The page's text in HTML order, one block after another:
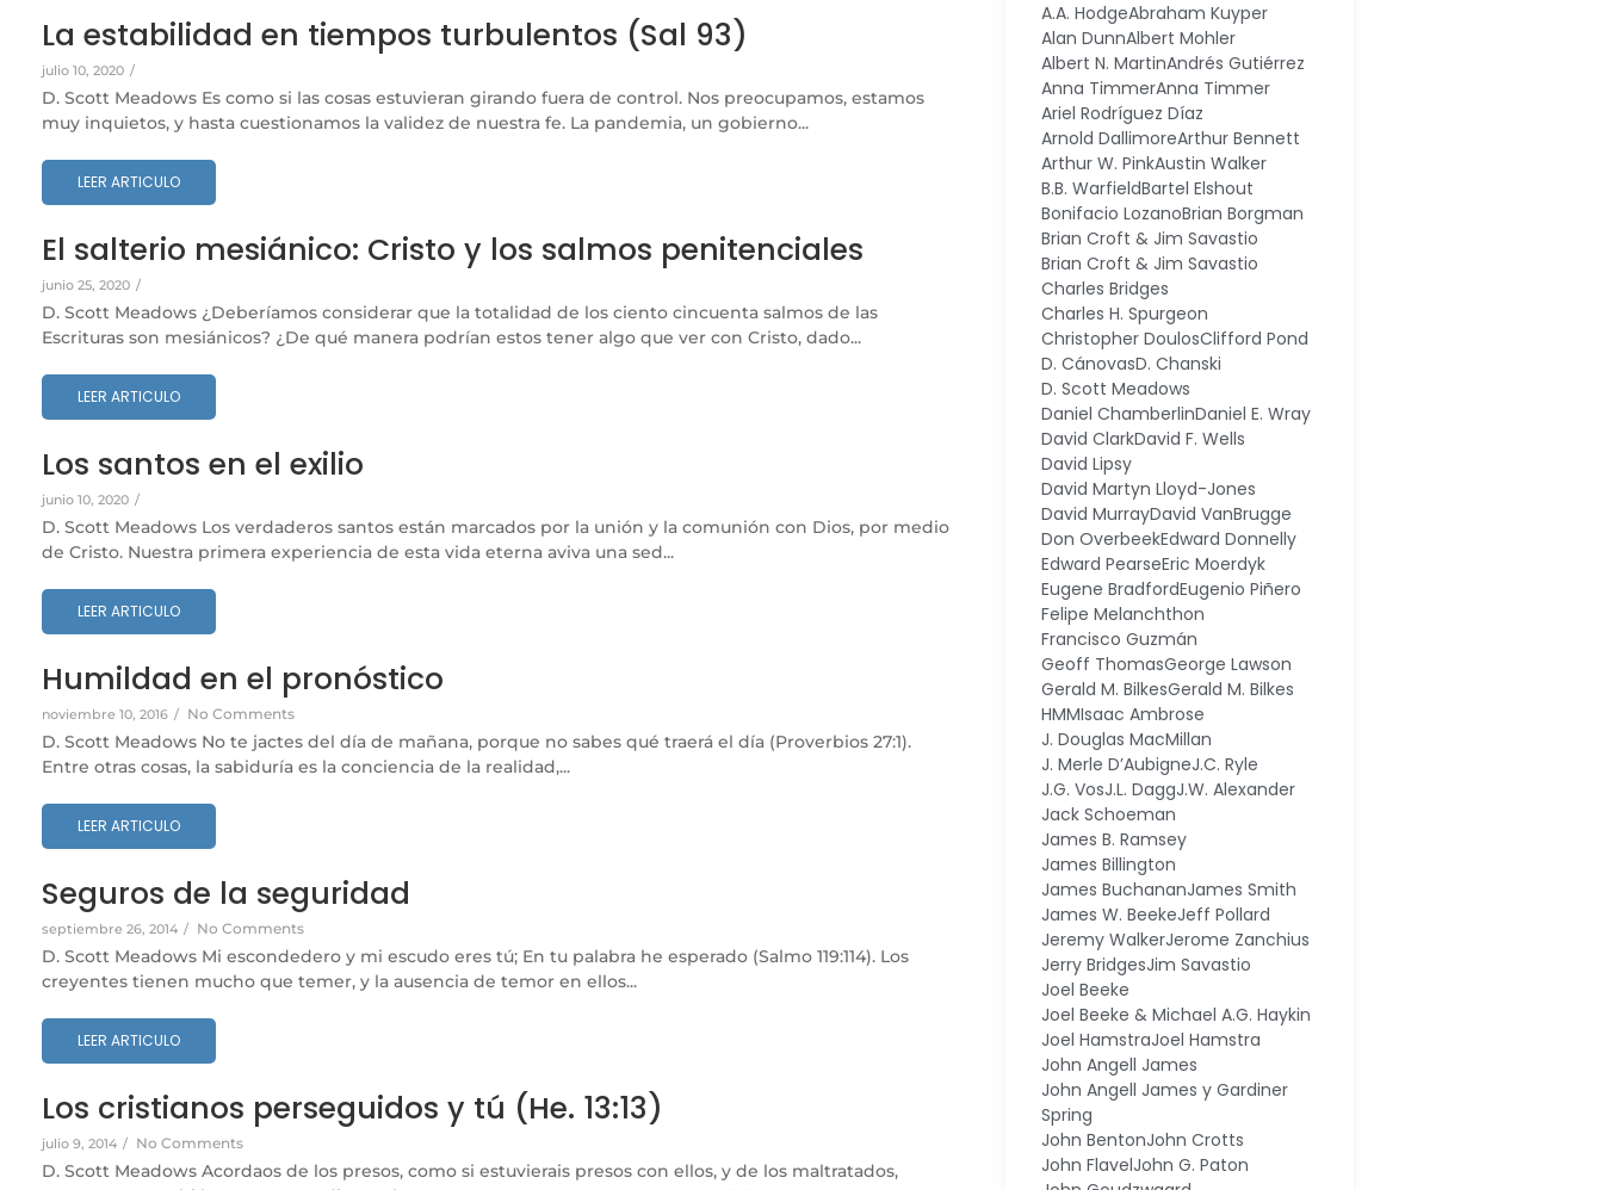
La estabilidad en tiempos turbulentos (Sal 93)
julio 10, 2020 /
D. Scott Meadows Es como si las cosas estuvieran girando fuera de control. Nos preocupamos, estamos
muy inquietos, y hasta cuestionamos la validez de nuestra fe. La pandemia, un gobierno...
LEER ARTICULO
El salterio mesiánico: Cristo y los salmos penitenciales
junio 25, 2020 /
D. Scott Meadows ¿Deberíamos considerar que la totalidad de los ciento cincuenta salmos de las
Escrituras son mesiánicos? ¿De qué manera podrían estos tener algo que ver con Cristo, dado...
LEER ARTICULO
Los santos en el exilio
junio 10, 2020 /
D. Scott Meadows Los verdaderos santos están marcados por la unión y la comunión con Dios, por medio
de Cristo. Nuestra primera experiencia de esta vida eterna aviva una sed...
LEER ARTICULO
Humildad en el pronóstico
noviembre 10, 2016 / No Comments
D. Scott Meadows No te jactes del día de mañana, porque no sabes qué traerá el día (Proverbios 27:1).
Entre otras cosas, la sabiduría es la conciencia de la realidad,...
LEER ARTICULO
Seguros de la seguridad
septiembre 26, 2014 / No Comments
D. Scott Meadows Mi escondedero y mi escudo eres tú; En tu palabra he esperado (Salmo 119:114). Los
creyentes tienen mucho que temer, y la ausencia de temor en ellos...
LEER ARTICULO
Los cristianos perseguidos y tú (He. 13:13)
julio 9, 2014 / No Comments
D. Scott Meadows Acordaos de los presos, como si estuvierais presos con ellos, y de los maltratados,
A.A. HodgeAbraham Kuyper
Alan DunnAlbert Mohler
Albert N. MartinAndrés Gutiérrez
Anna TimmerAnna Timmer
Ariel Rodríguez Díaz
Arnold DallimoreArthur Bennett
Arthur W. PinkAustin Walker
B.B. WarfieldBartel Elshout
Bonifacio LozanoBrian Borgman
Brian Croft & Jim Savastio
Brian Croft & Jim Savastio
Charles Bridges
Charles H. Spurgeon
Christopher DoulosClifford Pond
D. CánovasD. Chanski
D. Scott Meadows
Daniel ChamberlinDaniel E. Wray
David ClarkDavid F. Wells
David Lipsy
David Martyn Lloyd-Jones
David MurrayDavid VanBrugge
Don OverbeekEdward Donnelly
Edward PearseEric Moerdyk
Eugene BradfordEugenio Piñero
Felipe Melanchthon
Francisco Guzmán
Geoff ThomasGeorge Lawson
Gerald M. BilkesGerald M. Bilkes
HMMIsaac Ambrose
J. Douglas MacMillan
J. Merle D’AubigneJ.C. Ryle
J.G. VosJ.L. DaggJ.W. Alexander
Jack Schoeman
James B. Ramsey
James Billington
James BuchananJames Smith
James W. BeekeJeff Pollard
Jeremy WalkerJerome Zanchius
Jerry BridgesJim Savastio
Joel Beeke
Joel Beeke & Michael A.G. Haykin
Joel HamstraJoel Hamstra
John Angell James
John Angell James y Gardiner
Spring
John BentonJohn Crotts
John FlavelJohn G. Paton